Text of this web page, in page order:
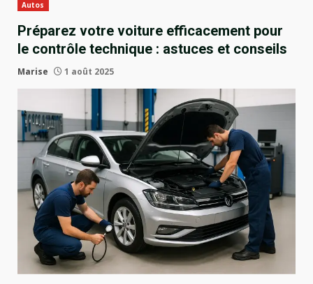
Autos
Préparez votre voiture efficacement pour
le contrôle technique : astuces et conseils
Marise 1 août 2025